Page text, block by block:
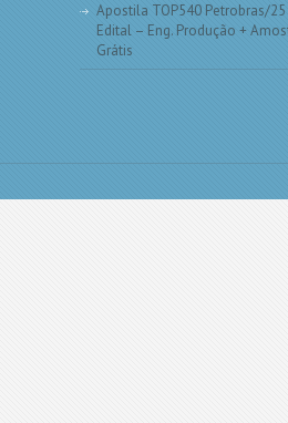
Apostila TOP540 Petrobras/25
Edital – Eng. Produção +
Grátis